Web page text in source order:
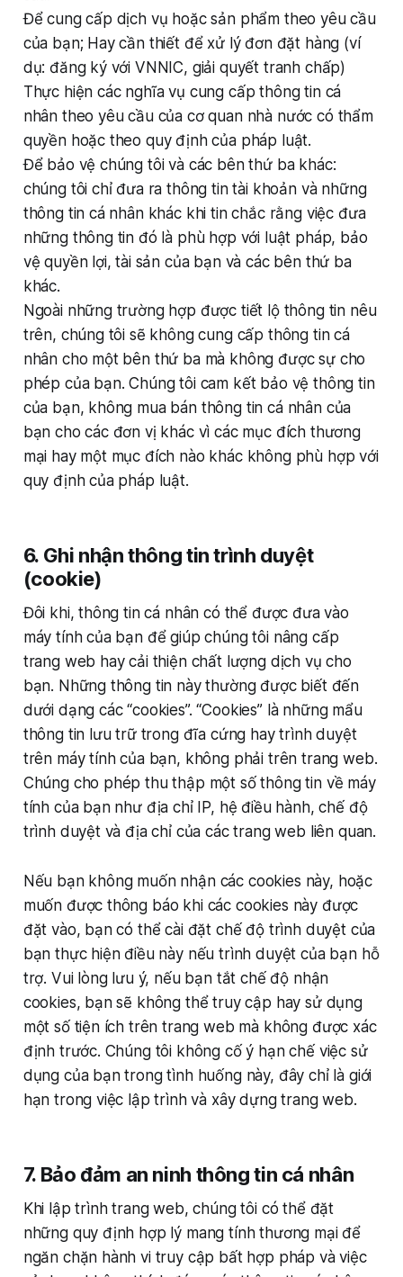
Để cung cấp dịch vụ hoặc sản phẩm theo yêu cầu
của bạn; Hay cần thiết để xử lý đơn đặt hàng (ví
dụ: đăng ký với VNNIC, giải quyết tranh chấp)
Thực hiện các nghĩa vụ cung cấp thông tin cá
nhân theo yêu cầu của cơ quan nhà nước có thẩm
quyền hoặc theo quy định của pháp luật.
Để bảo vệ chúng tôi và các bên thứ ba khác:
chúng tôi chỉ đưa ra thông tin tài khoản và những
thông tin cá nhân khác khi tin chắc rằng việc đưa
những thông tin đó là phù hợp với luật pháp, bảo
vệ quyền lợi, tài sản của bạn và các bên thứ ba
khác.
Ngoài những trường hợp được tiết lộ thông tin nêu
trên, chúng tôi sẽ không cung cấp thông tin cá
nhân cho một bên thứ ba mà không được sự cho
phép của bạn. Chúng tôi cam kết bảo vệ thông tin
của bạn, không mua bán thông tin cá nhân của
bạn cho các đơn vị khác vì các mục đích thương
mại hay một mục đích nào khác không phù hợp với
quy định của pháp luật.
6. Ghi nhận thông tin trình duyệt
(cookie)
Đôi khi, thông tin cá nhân có thể được đưa vào
máy tính của bạn để giúp chúng tôi nâng cấp
trang web hay cải thiện chất lượng dịch vụ cho
bạn. Những thông tin này thường được biết đến
dưới dạng các “cookies”. “Cookies” là những mẩu
thông tin lưu trữ trong đĩa cứng hay trình duyệt
trên máy tính của bạn, không phải trên trang web.
Chúng cho phép thu thập một số thông tin về máy
tính của bạn như địa chỉ IP, hệ điều hành, chế độ
trình duyệt và địa chỉ của các trang web liên quan.
Nếu bạn không muốn nhận các cookies này, hoặc
muốn được thông báo khi các cookies này được
đặt vào, bạn có thể cài đặt chế độ trình duyệt của
bạn thực hiện điều này nếu trình duyệt của bạn hỗ
trợ. Vui lòng lưu ý, nếu bạn tắt chế độ nhận
cookies, bạn sẽ không thể truy cập hay sử dụng
một số tiện ích trên trang web mà không được xác
định trước. Chúng tôi không cố ý hạn chế việc sử
dụng của bạn trong tình huống này, đây chỉ là giới
hạn trong việc lập trình và xây dựng trang web.
7. Bảo đảm an ninh thông tin cá nhân
Khi lập trình trang web, chúng tôi có thể đặt
những quy định hợp lý mang tính thương mại để
ngăn chặn hành vi truy cập bất hợp pháp và việc